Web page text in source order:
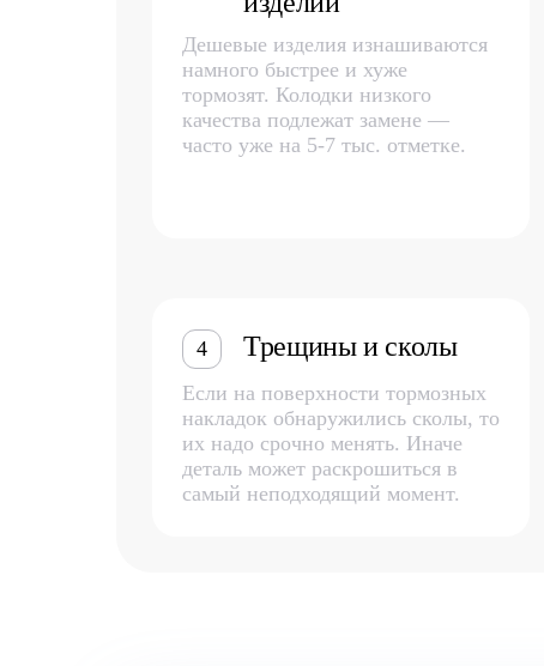
Дешевые изделия изнашиваются
намного быстрее и хуже
тормозят. Колодки низкого
качества подлежат замене —
часто уже на 5-7 тыс. отметке.
4 Трещины и сколы
Если на поверхности тормозных
накладок обнаружились сколы, то
их надо срочно менять. Иначе
деталь может раскрошиться в
самый неподходящий момент.